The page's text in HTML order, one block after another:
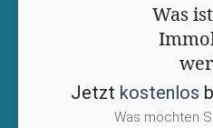
Was
Jetzt kostenlos
Was möchten